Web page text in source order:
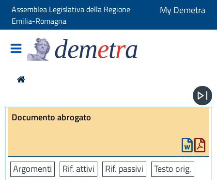
Assemblea Legislativa della Regione
Emilia-Romagna
My Demetra
demetra
Documento abrogato
Argomenti Rif. attivi Rif. passivi
Testo orig.